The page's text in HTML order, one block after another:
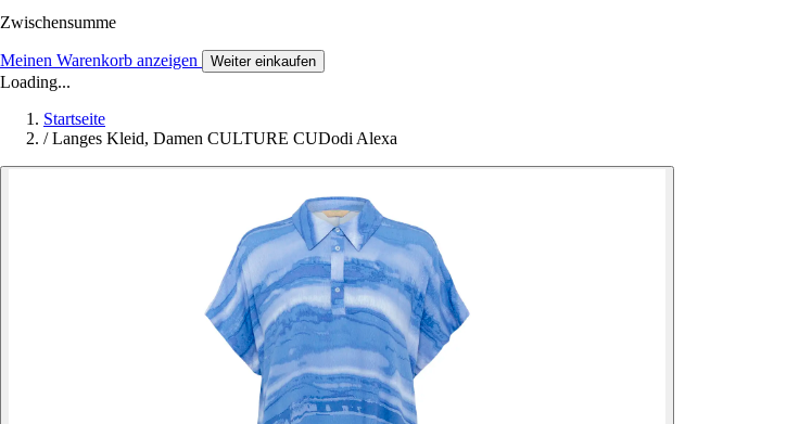
Zwischensumme
Meinen Warenkorb anzeigen Weiter einkaufen
Loading...
Startseite
/ Langes Kleid, Damen CULTURE CUDodi Alexa